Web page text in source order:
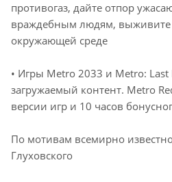
противогаз, дайте отпор
враждебным людям, выживите
окружающей среде
• Игры Metro 2033 и Metro: Last
загружаемый контент. Metro
версии игр и 10 часов
По мотивам всемирно
Глуховского